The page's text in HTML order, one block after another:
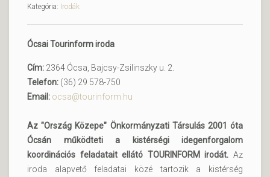
Kategória: Irodák
Ócsai Tourinform iroda
Cím: 2364 Ócsa, Bajcsy-Zsilinszky u. 2.
Telefon: (36) 29 578-750
Email: ocsa@tourinform.hu
Az "Ország Közepe" Önkormányzati Társulás 2001 óta
Ócsán működteti a kistérségi idegenforgalom
koordinációs feladatait ellátó TOURINFORM irodát. Az
iroda alapvető feladatai közé tartozik a kistérség